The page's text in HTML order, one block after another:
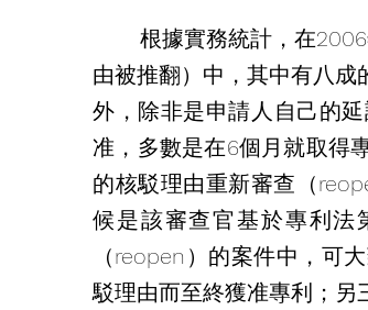
由被推翻）中，其中有八成
外，除非是申請人自己的
准，多數是在6個月就取得
的核駁理由重新審查（
候是該審查官基於專利法
（reopen）的案件中，可
駁理由而至終獲准專利；另